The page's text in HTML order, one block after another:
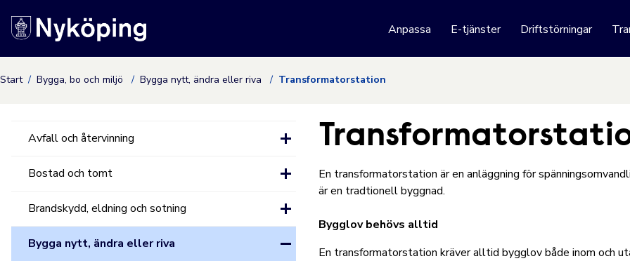
Nyköpings kommuns webbplats
Anpassa E-tjänster Driftstörningar
Start Bygga, bo och miljö Bygga nytt, ändra eller riva Transformatorstation
En transformatorstation är en anläggning för
är en tradtionell byggnad.
Bygglov behövs alltid
En transformatorstation kräver alltid bygglov både inom och
Avfall och återvinning
Bostad och tomt
Brandskydd, eldning och sotning
Bygga nytt, ändra eller riva